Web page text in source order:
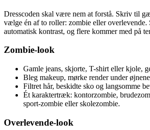
Dresscoden skal være nem at forstå. Skriv til
vælge én af to roller: zombie eller overlevende.
automatisk kontrast, og flere kommer med på
Zombie-look
Gamle jeans, skjorte, T-shirt eller kjole,
Bleg makeup, mørke render under
Filtret hår, beskidte sko og langsomme
Ét karaktertræk: kontorzombie,
sport-zombie eller skolezombie.
Overlevende-look